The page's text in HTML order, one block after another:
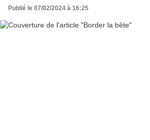
Publié le 07/02/2024 à 16:25